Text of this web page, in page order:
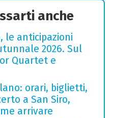
anche
le anticipazioni
2026. Sul
Quartet e
orari, biglietti,
a San Siro,
arrivare